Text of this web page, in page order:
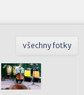
všechny fotky